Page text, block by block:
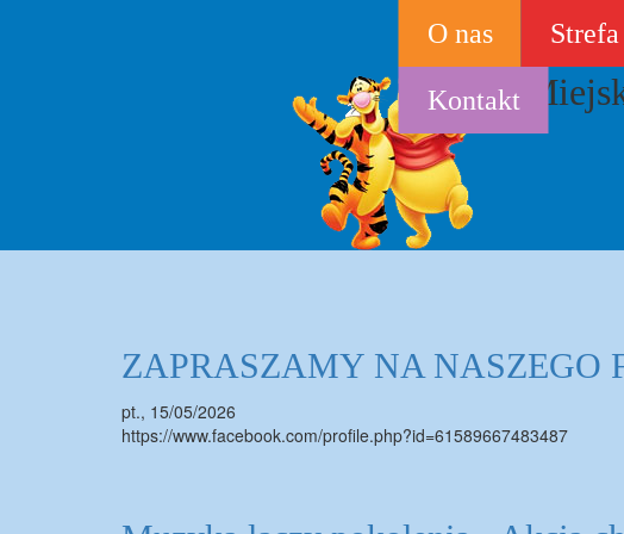
O nas
Kontakt
ZAPRASZAMY NA NASZEGO
pt., 15/05/2026
https://www.facebook.com/profile.php?id=61589667483487